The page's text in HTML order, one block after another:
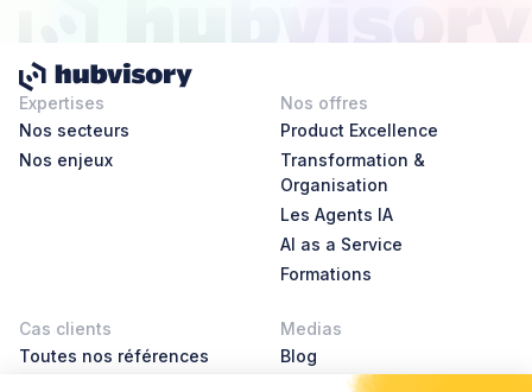
Expertises
Nos secteurs
Nos enjeux
Nos offres
Product Excellence
Transformation &
Organisation
Les Agents IA
AI as a Service
Formations
Cas clients
Toutes nos références
Medias
Blog
AI Leader Stories